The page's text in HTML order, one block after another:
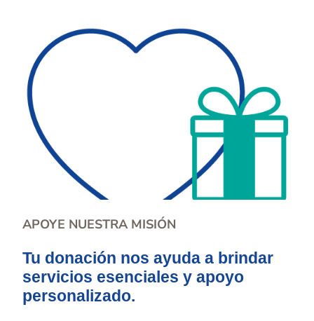
APOYE NUESTRA MISIÓN
Tu donación nos ayuda a brindar
servicios esenciales y apoyo
personalizado.